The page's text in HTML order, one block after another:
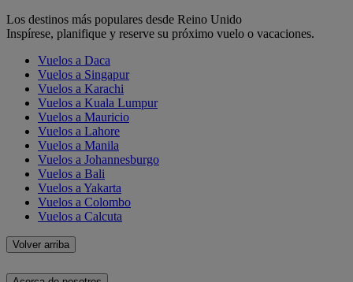
Los destinos más populares desde Reino Unido
Inspírese, planifique y reserve su próximo vuelo o vacaciones.
Vuelos a Daca
Vuelos a Singapur
Vuelos a Karachi
Vuelos a Kuala Lumpur
Vuelos a Mauricio
Vuelos a Lahore
Vuelos a Manila
Vuelos a Johannesburgo
Vuelos a Bali
Vuelos a Yakarta
Vuelos a Colombo
Vuelos a Calcuta
Volver arriba